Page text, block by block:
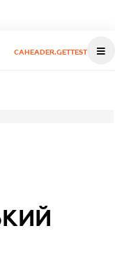
CAHEADER.GETTEST